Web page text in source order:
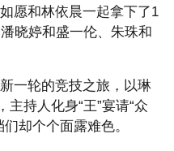
愿和林依晨一起拿下了1
晓婷和盛一伦、朱珠和
一轮的竞技之旅，以琳
主持人化身“王”宴请“众
却个个面露难色。